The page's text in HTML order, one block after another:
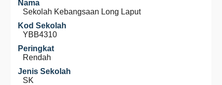
Nama
Sekolah Kebangsaan Long Laput
Kod Sekolah
YBB4310
Peringkat
Rendah
Jenis Sekolah
SK